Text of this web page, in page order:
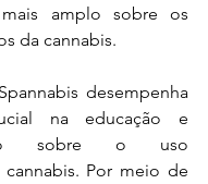
amplo sobre os
da cannabis.
desempenha
na educação e
sobre o uso
cannabis. Por meio de